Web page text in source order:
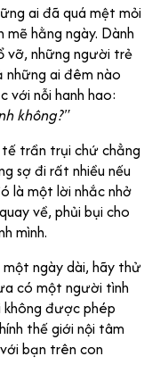
ai đã quá mệt mỏi
hằng ngày. Dành
vỡ, những người trẻ
những ai đêm nào
với nỗi hanh hao:
không?"
trần trụi chứ chẳng
sợ đi rất nhiều nếu
là một lời nhắc nhở
về, phủi bụi cho
mình.
ngày dài, hãy thử
có một người tình
được phép
thế giới nội tâm
bạn trên con